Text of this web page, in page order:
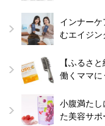
インナー
むエイジン
【ふるさ
働くママに
小腹満たし
た美容サポ